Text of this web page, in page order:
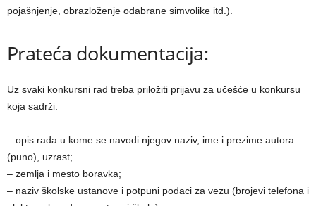
pojašnjenje, obrazloženje odabrane simvolike itd.).
Prateća dokumentacija:
Uz svaki konkursni rad treba priložiti prijavu za učešće u konkursu
koja sadrži:
– opis rada u kome se navodi njegov naziv, ime i prezime autora
(puno), uzrast;
– zemlјa i mesto boravka;
– naziv školske ustanove i potpuni podaci za vezu (brojevi telefona i